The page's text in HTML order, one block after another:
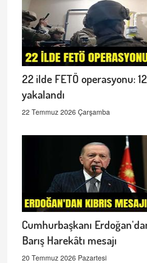
22 ilde FETÖ operasyonu:
yakalandı
22 Temmuz 2026 Çarşamba
Cumhurbaşkanı
Barış Harekâtı mesajı
20 Temmuz 2026 Pazartesi